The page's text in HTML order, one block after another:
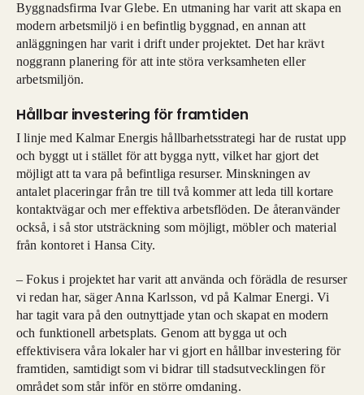
Byggnadsfirma Ivar Glebe. En utmaning har varit att skapa en
modern arbetsmiljö i en befintlig byggnad, en annan att
anläggningen har varit i drift under projektet. Det har krävt
noggrann planering för att inte störa verksamheten eller
arbetsmiljön.
Hållbar investering för framtiden
I linje med Kalmar Energis hållbarhetsstrategi har de rustat upp
och byggt ut i stället för att bygga nytt, vilket har gjort det
möjligt att ta vara på befintliga resurser. Minskningen av
antalet placeringar från tre till två kommer att leda till kortare
kontaktvägar och mer effektiva arbetsflöden. De återanvänder
också, i så stor utsträckning som möjligt, möbler och material
från kontoret i Hansa City.
– Fokus i projektet har varit att använda och förädla de resurser
vi redan har, säger Anna Karlsson, vd på Kalmar Energi. Vi
har tagit vara på den outnyttjade ytan och skapat en modern
och funktionell arbetsplats. Genom att bygga ut och
effektivisera våra lokaler har vi gjort en hållbar investering för
framtiden, samtidigt som vi bidrar till stadsutvecklingen för
området som står inför en större omdaning.